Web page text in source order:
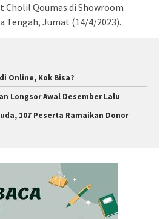
Cholil Qoumas di Showroom
Tengah, Jumat (14/4/2023).
Online, Kok Bisa?
Longsor Awal Desember Lalu
107 Peserta Ramaikan Donor